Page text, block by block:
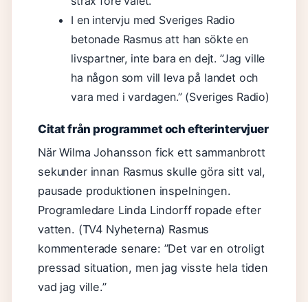
I en intervju med Sveriges Radio
betonade Rasmus att han sökte en
livspartner, inte bara en dejt. ”Jag ville
ha någon som vill leva på landet och
vara med i vardagen.” (Sveriges Radio)
Citat från programmet och efterintervjuer
När Wilma Johansson fick ett sammanbrott
sekunder innan Rasmus skulle göra sitt val,
pausade produktionen inspelningen.
Programledare Linda Lindorff ropade efter
vatten. (TV4 Nyheterna) Rasmus
kommenterade senare: ”Det var en otroligt
pressad situation, men jag visste hela tiden
vad jag ville.”